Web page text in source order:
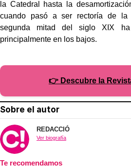
la Catedral hasta la
cuando pasó a ser rectoría de
segunda mitad del siglo XIX
principalmente en los bajos.
👉 Descubre la
Sobre el autor
REDACCIÓ
Ver biografía